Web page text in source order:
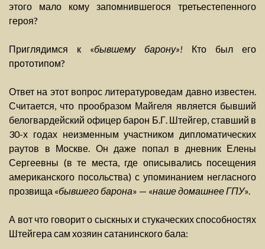
этого мало кому запомнившегося третьестепенного
героя?
Приглядимся к «бывшему барону»! Кто был его
прототипом?
Ответ на этот вопрос литературоведам давно известен.
Считается, что прообразом Майгеля является бывший
белогвардейский офицер барон Б.Г. Штейгер, ставший в
30-х годах неизменным участником дипломатических
раутов в Москве. Он даже попал в дневник Елены
Сергеевны (в те места, где описывались посещения
американского посольства) с упоминанием негласного
прозвища «бывшего барона» — «наше домашнее ГПУ».
А вот что говорит о сыскных и стукаческих способностях
Штейгера сам хозяин сатанинского бала: